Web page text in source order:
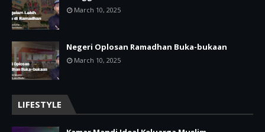
March 10, 2025
Negeri Oplosan Ramadhan Buka-bukaan
March 10, 2025
LIFESTYLE